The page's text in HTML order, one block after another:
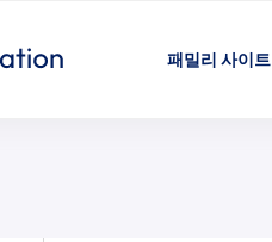
패밀리 사이트
별 CIM 제공자